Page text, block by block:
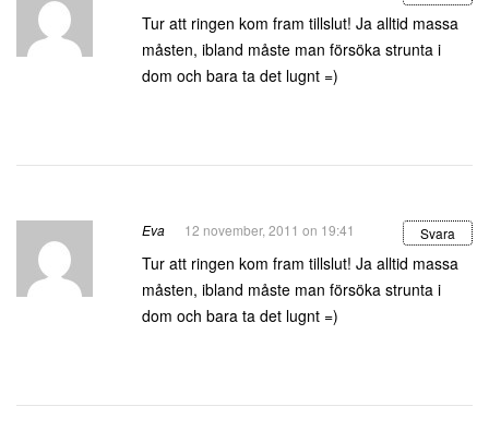
Tur att ringen kom fram tillslut! Ja alltid massa
måsten, ibland måste man försöka strunta i
dom och bara ta det lugnt =)
Eva 12 november, 2011 on 19:41 Svara
Tur att ringen kom fram tillslut! Ja alltid massa
måsten, ibland måste man försöka strunta i
dom och bara ta det lugnt =)